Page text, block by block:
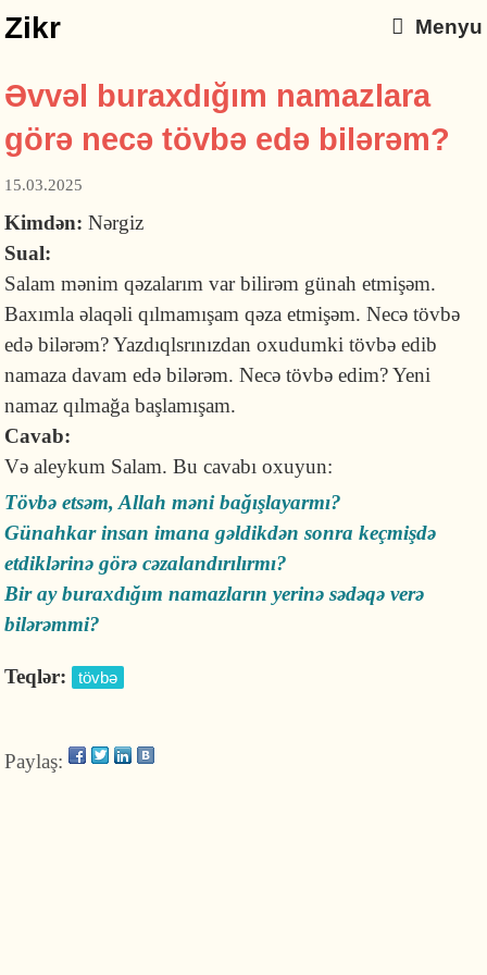
Zikr Menyu
Əvvəl buraxdığım namazlara
görə necə tövbə edə bilərəm?
15.03.2025
Kimdən:Nərgiz
Sual:
Salam mənim qəzalarım var bilirəm günah etmişəm.
Baxımla əlaqəli qılmamışam qəza etmişəm. Necə tövbə
edə bilərəm? Yazdıqlsrınızdan oxudumki tövbə edib
namaza davam edə bilərəm. Necə tövbə edim? Yeni
namaz qılmağa başlamışam.
Cavab:
Və aleykum Salam. Bu cavabı oxuyun:
Tövbə etsəm, Allah məni bağışlayarmı?
Günahkar insan imana gəldikdən sonra keçmişdə
etdiklərinə görə cəzalandırılırmı?
Bir ay buraxdığım namazların yerinə sədəqə verə
bilərəmmi?
Teqlər: tövbə
Paylaş: